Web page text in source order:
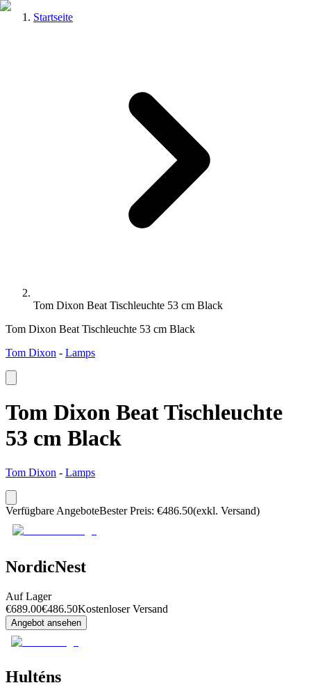
Startseite
Tom Dixon Beat Tischleuchte 53 cm Black
Tom Dixon Beat Tischleuchte 53 cm Black
Tom Dixon - Lamps
Tom Dixon Beat Tischleuchte
53 cm Black
Tom Dixon - Lamps
Verfügbare AngeboteBester Preis: €486.50(exkl. Versand)
NordicNest
Auf Lager
€689.00€486.50Kostenloser Versand
Angebot ansehen
Hulténs